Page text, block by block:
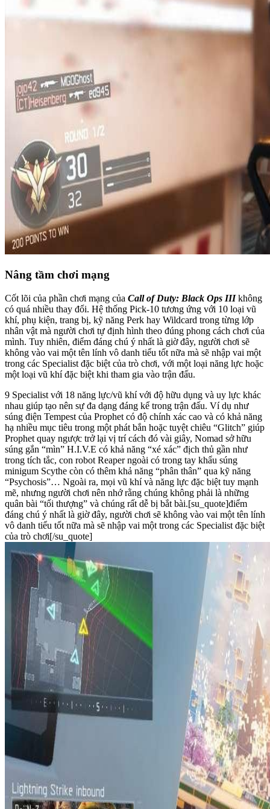
Nâng tầm chơi mạng
Cốt lõi của phần chơi mạng của Call of Duty: Black Ops III không
có quá nhiều thay đổi. Hệ thống Pick-10 tương ứng với 10 loại vũ
khí, phụ kiện, trang bị, kỹ năng Perk hay Wildcard trong từng lớp
nhân vật mà người chơi tự định hình theo đúng phong cách chơi của
mình. Tuy nhiên, điểm đáng chú ý nhất là giờ đây, người chơi sẽ
không vào vai một tên lính vô danh tiểu tốt nữa mà sẽ nhập vai một
trong các Specialist đặc biệt của trò chơi, với một loại năng lực hoặc
một loại vũ khí đặc biệt khi tham gia vào trận đấu.
9 Specialist với 18 năng lực/vũ khí với độ hữu dụng và uy lực khác
nhau giúp tạo nên sự đa dạng đáng kể trong trận đấu. Ví dụ như
súng điện Tempest của Prophet có độ chính xác cao và có khả năng
hạ nhiều mục tiêu trong một phát bắn hoặc tuyệt chiêu “Glitch” giúp
Prophet quay ngược trở lại vị trí cách đó vài giây, Nomad sở hữu
súng gắn “mìn” H.I.V.E có khả năng “xé xác” địch thủ gần như
trong tích tắc, con robot Reaper ngoài có trong tay khẩu súng
minigum Scythe còn có thêm khả năng “phân thân” qua kỹ năng
“Psychosis”… Ngoài ra, mọi vũ khí và năng lực đặc biệt tuy mạnh
mẽ, nhưng người chơi nên nhớ rằng chúng không phải là những
quân bài “tối thượng” và chúng rất dễ bị bắt bài.[su_quote]điểm
đáng chú ý nhất là giờ đây, người chơi sẽ không vào vai một tên lính
vô danh tiểu tốt nữa mà sẽ nhập vai một trong các Specialist đặc biệt
của trò chơi[/su_quote]